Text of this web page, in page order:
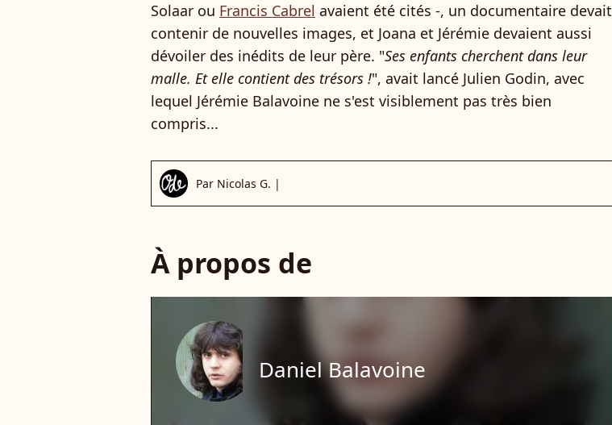
Solaar ou Francis Cabrel avaient été cités -, un documentaire devait
contenir de nouvelles images, et Joana et Jérémie devaient aussi
dévoiler des inédits de leur père. "Ses enfants cherchent dans leur
malle. Et elle contient des trésors !", avait lancé Julien Godin, avec
lequel Jérémie Balavoine ne s'est visiblement pas très bien
compris...
Par Nicolas G. |
À propos de
Daniel Balavoine